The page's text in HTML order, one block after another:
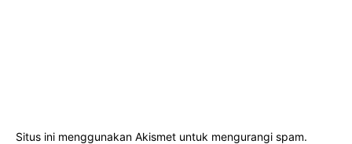
Situs ini menggunakan Akismet untuk mengurangi spam.